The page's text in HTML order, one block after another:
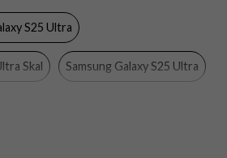
Mjukplast (TPU)
S25 Ultra
Skal Samsung Galaxy S25 Ultra